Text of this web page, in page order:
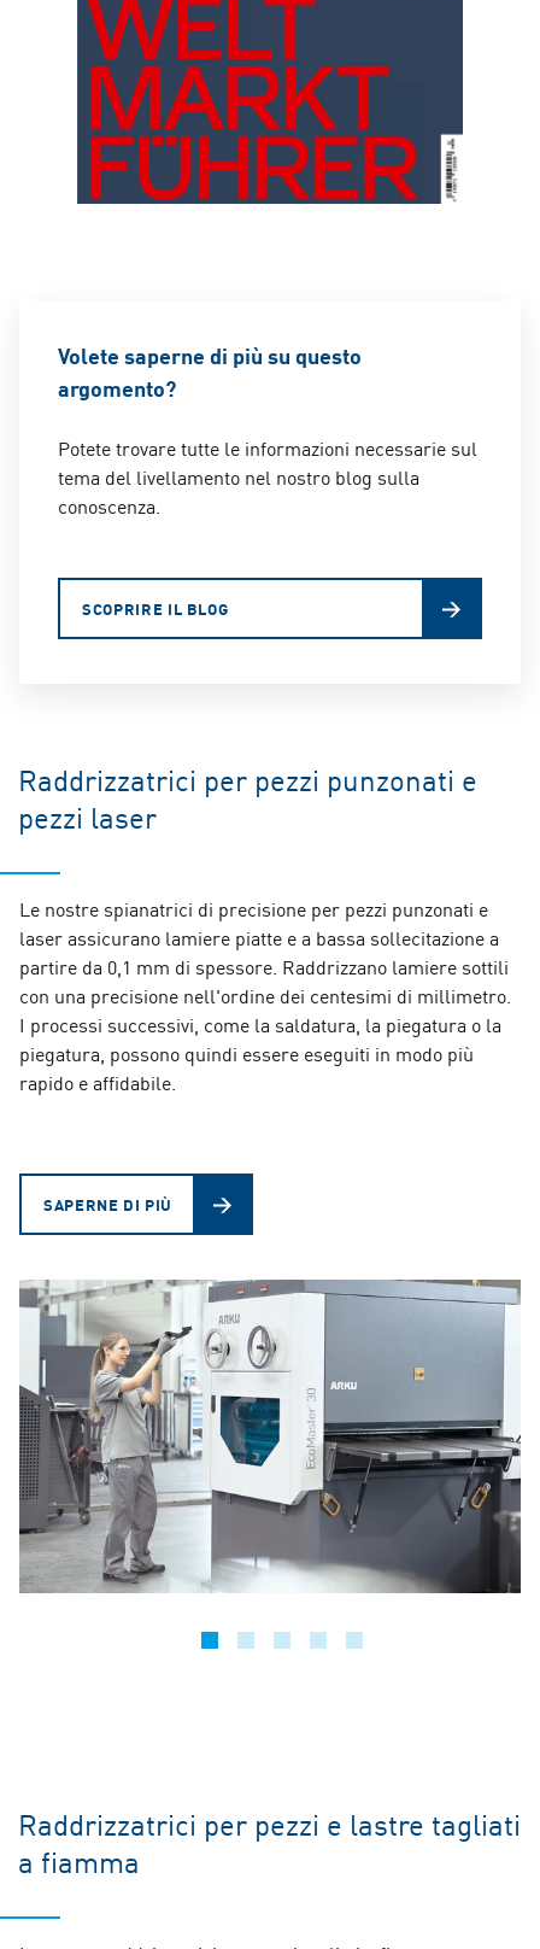
Volete saperne di più su questo
argomento?
Potete trovare tutte le informazioni necessarie sul
tema del livellamento nel nostro blog sulla
conoscenza.
SCOPRIRE IL BLOG
Raddrizzatrici per pezzi punzonati e
pezzi laser
Le nostre spianatrici di precisione per pezzi punzonati e
laser assicurano lamiere piatte e a bassa sollecitazione a
partire da 0,1 mm di spessore. Raddrizzano lamiere sottili
con una precisione nell'ordine dei centesimi di millimetro.
I processi successivi, come la saldatura, la piegatura o la
piegatura, possono quindi essere eseguiti in modo più
rapido e affidabile.
SAPERNE DI PIÙ
Raddrizzatrici per pezzi e lastre tagliati
a fiamma